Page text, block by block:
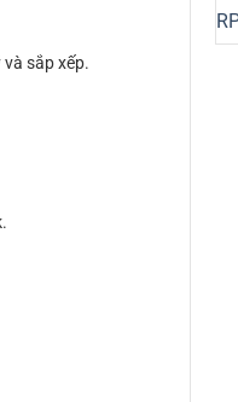
sắp xếp.